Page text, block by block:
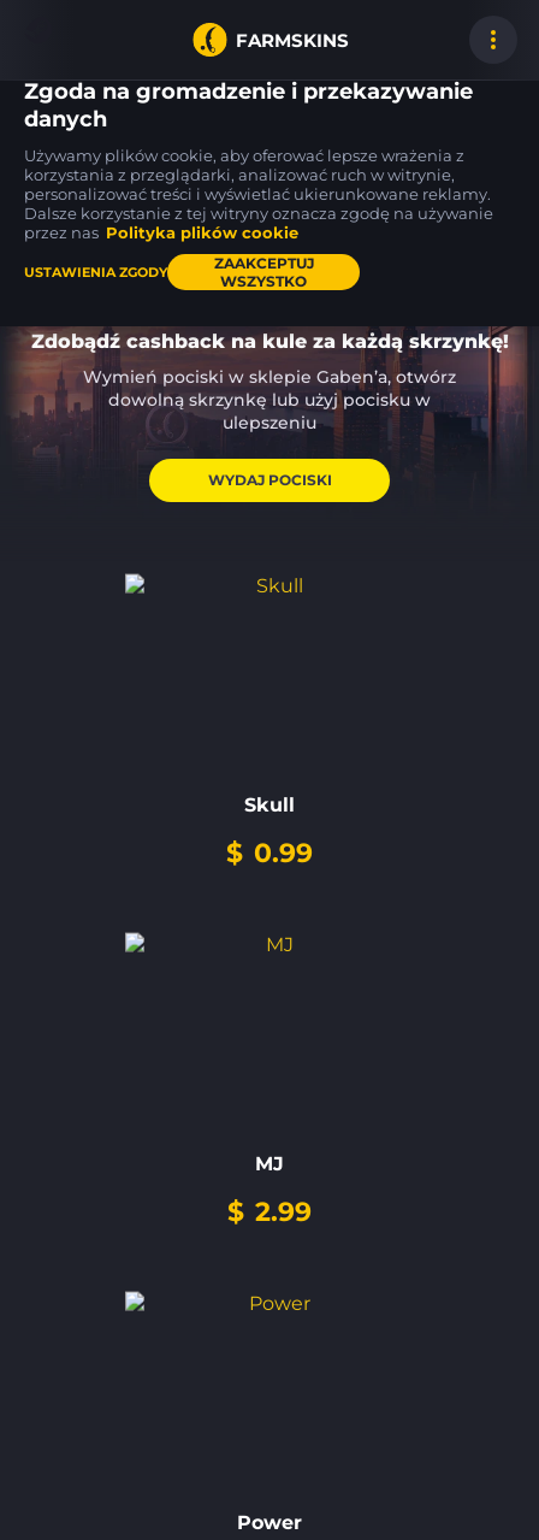
FARMSKINS
0
Galil AR
Control FT
70
70
Zdobądź cashback na kule za każdą skrzynkę!
Wymień pociski w sklepie Gaben’a, otwórz
dowolną skrzynkę lub użyj pocisku w
ulepszeniu
WYDAJ POCISKI
Skull
$ 0.99
MJ
$ 2.99
Power
Zgoda na gromadzenie i przekazywanie
danych
Używamy plików cookie, aby oferować lepsze wrażenia z
korzystania z przeglądarki, analizować ruch w witrynie,
personalizować treści i wyświetlać ukierunkowane reklamy.
Dalsze korzystanie z tej witryny oznacza zgodę na używanie
przez nas Polityka plików cookie
USTAWIENIA ZGODY
ZAAKCEPTUJ
WSZYSTKO